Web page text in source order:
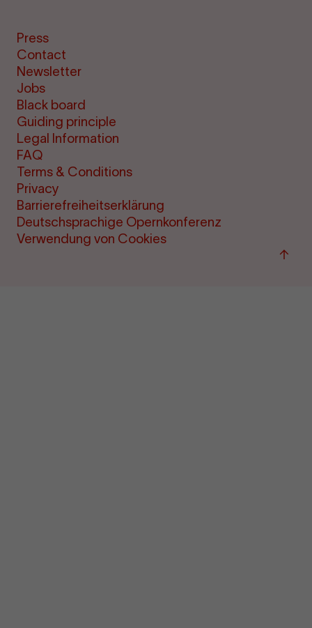
Press
Contact
Newsletter
Jobs
Black board
Guiding principle
Legal Information
FAQ
Terms & Conditions
Privacy
Barrierefreiheitserklärung
Deutschsprachige Opernkonferenz
Verwendung von Cookies
Back